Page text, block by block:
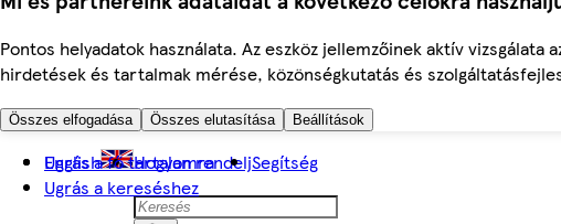
Pontos helyadatok használata. Az eszköz jellemzőinek aktív
hirdetések és tartalmak mérése, közönségkutatás és
Összes elfogadása Összes elutasítása Beállítások
Ugrás a fő tartalomra
Ugrás a kereséshez
English Hogyan rendeljSegítség